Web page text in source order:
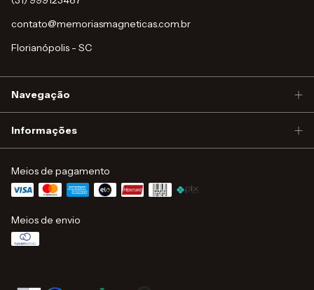
contato@memoriasmagneticas.com.br
Florianópolis - SC
Navegação
Informações
Meios de pagamento
Meios de envio